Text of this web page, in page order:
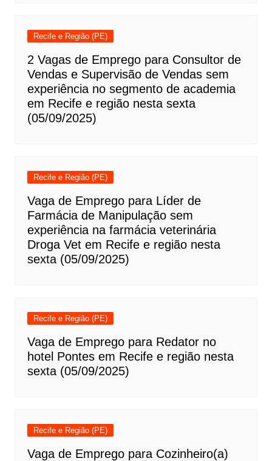
Recife e Região (PE)
2 Vagas de Emprego para Consultor de
Vendas e Supervisão de Vendas sem
experiência no segmento de academia
em Recife e região nesta sexta
(05/09/2025)
Recife e Região (PE)
Vaga de Emprego para Líder de
Farmácia de Manipulação sem
experiência na farmácia veterinária
Droga Vet em Recife e região nesta
sexta (05/09/2025)
Recife e Região (PE)
Vaga de Emprego para Redator no
hotel Pontes em Recife e região nesta
sexta (05/09/2025)
Recife e Região (PE)
Vaga de Emprego para Cozinheiro(a)